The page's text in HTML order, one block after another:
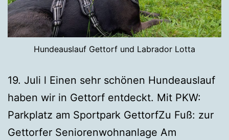
Hundeauslauf Gettorf und Labrador Lotta
19. Juli l Einen sehr schönen Hundeauslauf
haben wir in Gettorf entdeckt. Mit PKW:
Parkplatz am Sportpark GettorfZu Fuß: zur
Gettorfer Seniorenwohnanlage Am